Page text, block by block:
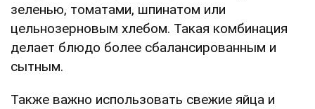
зеленью, томатами, шпинатом или
цельнозерновым хлебом. Такая комбинация
делает блюдо более сбалансированным и
сытным.
Также важно использовать свежие яйца и